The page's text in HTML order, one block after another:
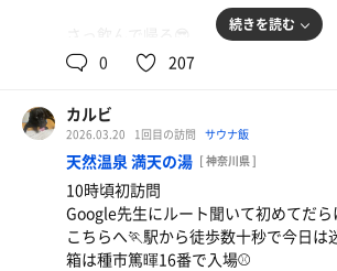
続きを読む
0 207
カルビ
2026.03.20 1回目の訪問 サウナ飯
天然温泉 満天の湯 [ 神奈川県 ]
10時頃初訪問
Google先生にルート聞いて初めてだ
こちらへ🏃駅から徒歩数十秒で今日は
箱は種市篤暉16番で入場⚾️